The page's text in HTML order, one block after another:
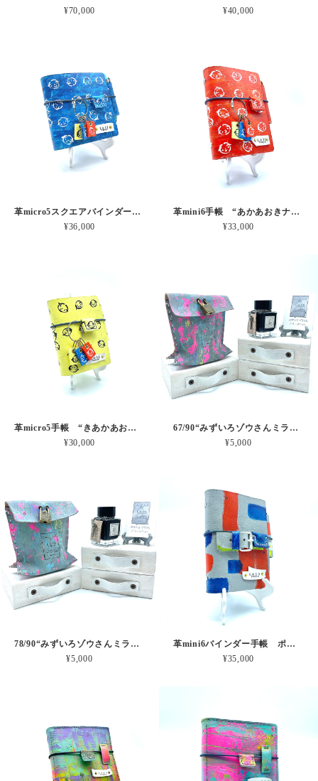
¥70,000
¥40,000
革micro5スクエアバインダー手帳 “あおあかきナチュラルさん” 本革
¥36,000
革mini6手帳 “あかあおきナチュラルさん” 本革
¥33,000
革micro5手帳 “きあかあおナチュラルさん” 本革
¥30,000
67/90“みずいろゾウさんミラーボール”パステルグレーインク30ml
¥5,000
78/90“みずいろゾウさんミラーボール”パステルグレーインク30ml
¥5,000
革mini6バインダー手帳 ポットくんからのメッセージ 本革
¥35,000